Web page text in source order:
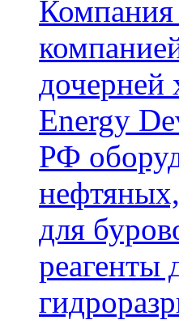
дочерней
Energy
РФ
для
реагенты